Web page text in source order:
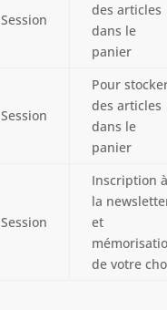
Session
des articles
dans le
panier
Session
Pour
des articles
dans le
panier
Session
Inscription à
la
et
de votre